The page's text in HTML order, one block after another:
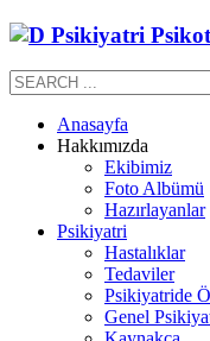
Anasayfa
Hakkımızda
Ekibimiz
Foto Albümü
Hazırlayanlar
Psikiyatri
Hastalıklar
Tedaviler
Psikiyatride
Genel